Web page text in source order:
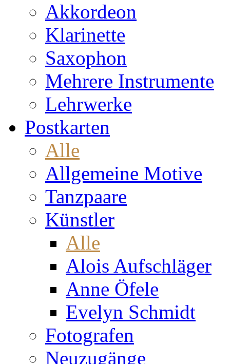
Akkordeon
Klarinette
Saxophon
Mehrere Instrumente
Lehrwerke
Postkarten
Alle
Allgemeine Motive
Tanzpaare
Künstler
Alle
Alois Aufschläger
Anne Öfele
Evelyn Schmidt
Fotografen
Neuzugänge